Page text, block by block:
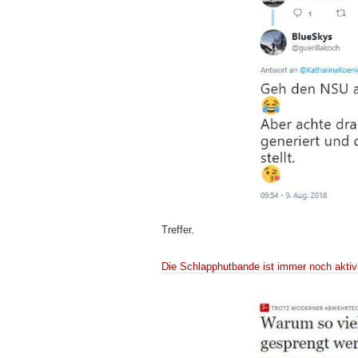
Treffer.
Die Schlapphutbande ist immer noch